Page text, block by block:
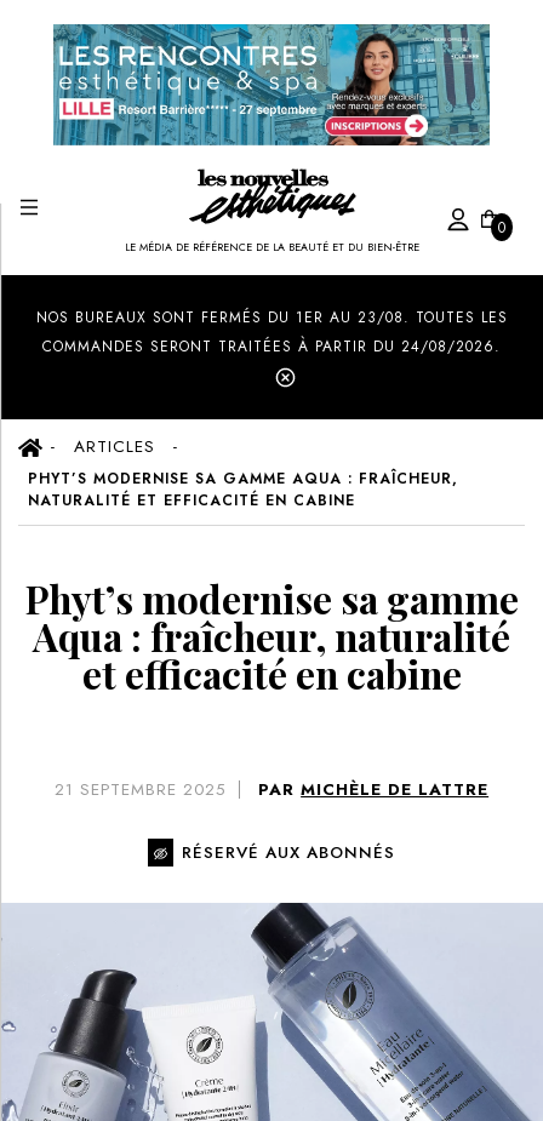
LE MÉDIA DE RÉFÉRENCE DE LA BEAUTÉ ET DU BIEN-ÊTRE
0
NOS BUREAUX SONT FERMÉS DU 1ER AU 23/08. TOUTES LES
COMMANDES SERONT TRAITÉES À PARTIR DU 24/08/2026.
ARTICLES
PHYT’S MODERNISE SA GAMME AQUA : FRAÎCHEUR,
NATURALITÉ ET EFFICACITÉ EN CABINE
Phyt’s modernise sa gamme
Aqua : fraîcheur, naturalité
et efficacité en cabine
21 SEPTEMBRE 2025 PAR MICHÈLE DE LATTRE
RÉSERVÉ AUX ABONNÉS